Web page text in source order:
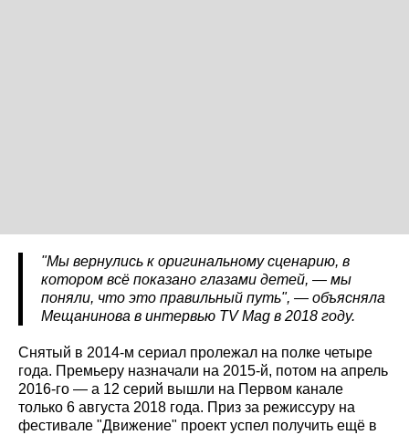
"Мы вернулись к оригинальному сценарию, в
котором всё показано глазами детей, — мы
поняли, что это правильный путь", — объясняла
Мещанинова в интервью TVMag в 2018 году.
Снятый в 2014-м сериал пролежал на полке четыре
года. Премьеру назначали на 2015-й, потом на апрель
2016-го — а 12 серий вышли на Первом канале
только 6 августа 2018 года. Приз за режиссуру на
фестивале "Движение" проект успел получить ещё в